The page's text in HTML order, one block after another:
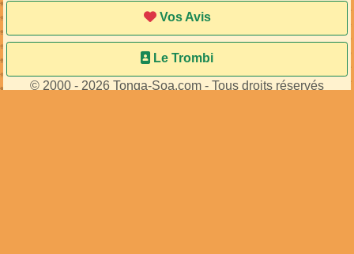
Vos Avis
Le Trombi
© 2000 - 2026 Tonga-Soa.com - Tous droits réservés